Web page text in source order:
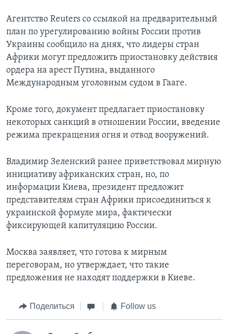
Агентство Reuters со ссылкой на предварительный
план по урегулированию войны России против
Украины сообщило на днях, что лидеры стран
Африки могут предложить приостановку действия
ордера на арест Путина, выданного
Международным уголовным судом в Гааге.
Кроме того, документ предлагает приостановку
некоторых санкций в отношении России, введение
режима прекращения огня и отвод вооружений.
Владимир Зеленский ранее приветствовал мирную
инициативу африканских стран, но, по
информации Киева, президент предложит
представителям стран Африки присоединиться к
украинской формуле мира, фактически
фиксирующей капитуляцию России.
Москва заявляет, что готова к мирным
переговорам, но утверждает, что такие
предложения не находят поддержки в Киеве.
Поделиться Follow us